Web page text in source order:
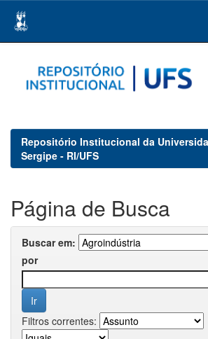
navigation
Repositório Institucional da
Sergipe - RI/UFS
Página de Busca
Buscar em:
por
Filtros correntes: